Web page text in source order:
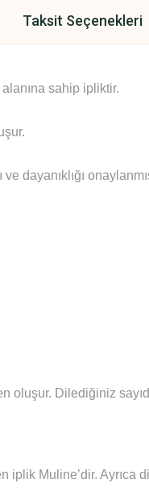
Taksit Seçenekleri
sahip ipliktir.
dayanıklığı
oluşur. Dilediğiniz
Muline’dir.